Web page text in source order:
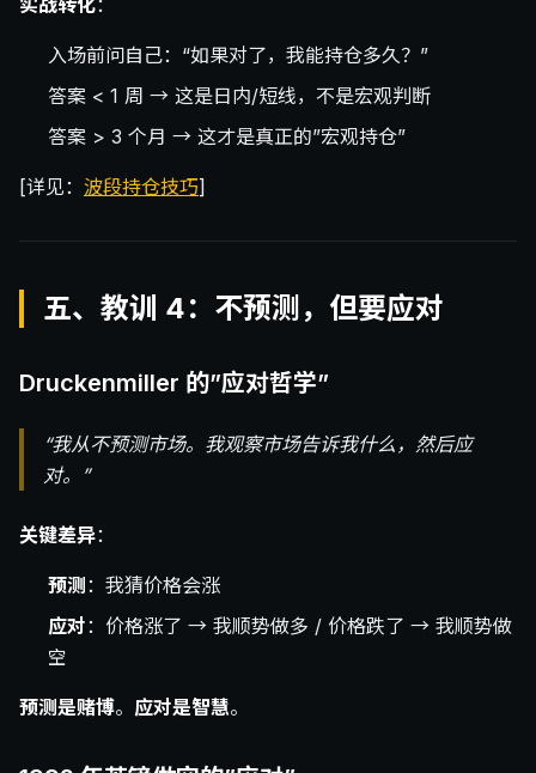
实战转化：
入场前问自己：“如果对了，我能持仓多久？”
答案 < 1 周 → 这是日内/短线，不是宏观判断
答案 > 3 个月 → 这才是真正的”宏观持仓”
[详见： 波段持仓技巧]
五、教训 4：不预测，但要应对
Druckenmiller 的”应对哲学”
“我从不预测市场。我观察市场告诉我什么，然后应
对。”
关键差异：
预测 ：我猜价格会涨
应对：价格涨了 → 我顺势做多 / 价格跌了 → 我顺势做
空
预测是赌博。 应对是智慧。